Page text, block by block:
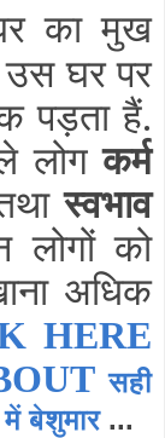
का मुख
घर पर
पड़ता हैं.
लोगकर्म
स्वभाव
लोगों को
अधिक
HERE
सही
में बेशुमार...